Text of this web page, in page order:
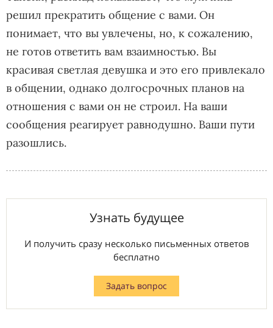
решил прекратить общение с вами. Он
понимает, что вы увлечены, но, к сожалению,
не готов ответить вам взаимностью. Вы
красивая светлая девушка и это его привлекало
в общении, однако долгосрочных планов на
отношения с вами он не строил. На ваши
сообщения реагирует равнодушно. Ваши пути
разошлись.
Узнать будущее
И получить сразу несколько письменных ответов
бесплатно
Задать вопрос